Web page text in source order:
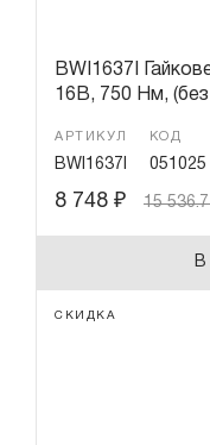
BWI1637I
16В, 750 Нм,
АРТИКУЛ
BWI1637I
КОД
051025
8 748 ₽ 15
В
СКИДКА